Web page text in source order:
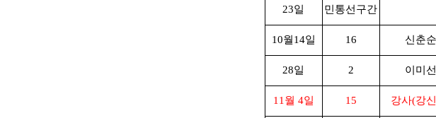
23일 민통선구간
10월14일 16 신춘순
28일 2 이미선
11월 4일 15 강사(강